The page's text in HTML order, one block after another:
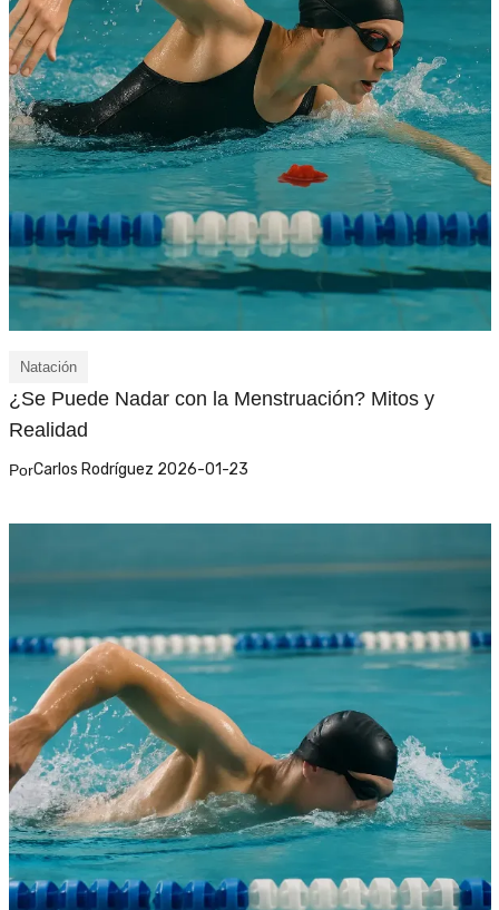
Natación
¿Se Puede Nadar con la Menstruación? Mitos y
Realidad
PorCarlos Rodríguez 2026-01-23